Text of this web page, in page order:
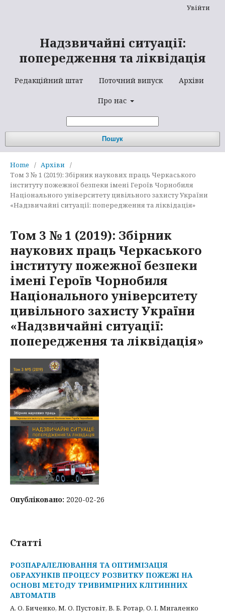
Надзвичайні ситуації:
попередження та ліквідація
Редакційний штат Поточний випуск Архіви
Про нас
Пошук
Увійти
Home / Архіви
/
Том 3 № 1 (2019): Збірник наукових праць Черкаського
інституту пожежної безпеки імені Героїв Чорнобиля
Національного університету цивільного захисту України
«Надзвичайні ситуації: попередження та ліквідація»
Том 3 № 1 (2019): Збірник
наукових праць Черкаського
інституту пожежної безпеки
імені Героїв Чорнобиля
Національного університету
цивільного захисту України
«Надзвичайні ситуації:
попередження та ліквідація»
Опубліковано: 2020-02-26
Статті
РОЗПАРАЛЕЛЮВАННЯ ТА ОПТИМІЗАЦІЯ
ОБРАХУНКІВ ПРОЦЕСУ РОЗВИТКУ ПОЖЕЖІ НА
ОСНОВІ МЕТОДУ ТРИВИМІРНИХ КЛІТИННИХ
АВТОМАТІВ
А. О. Биченко, М. О. Пустовіт, В. Б. Ротар, О. І. Мигаленко